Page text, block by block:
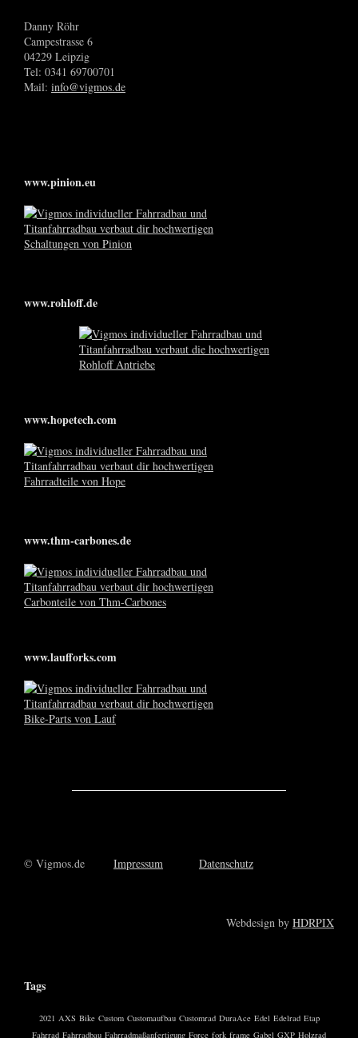
Danny Röhr
Campestrasse 6
04229 Leipzig
Tel: 0341 69700701
Mail: info@vigmos.de
www.pinion.eu
www.rohloff.de
www.hopetech.com
www.thm-carbones.de
www.laufforks.com
© Vigmos.de Impressum Datenschutz
Webdesign by HDRPIX
Tags
2021 AXS Bike Custom Customaufbau Customrad DuraAce Edel Edelrad Etap
Fahrrad Fahrradbau Fahrradmaßanfertigung Force fork frame Gabel GXP Holzrad